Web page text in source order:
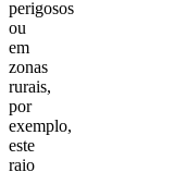
perigosos
ou
em
zonas
rurais,
por
exemplo,
este
raio